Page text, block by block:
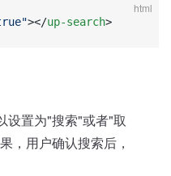
html
></up-search>
设置为"搜索"或者"取
，用户确认搜索后，